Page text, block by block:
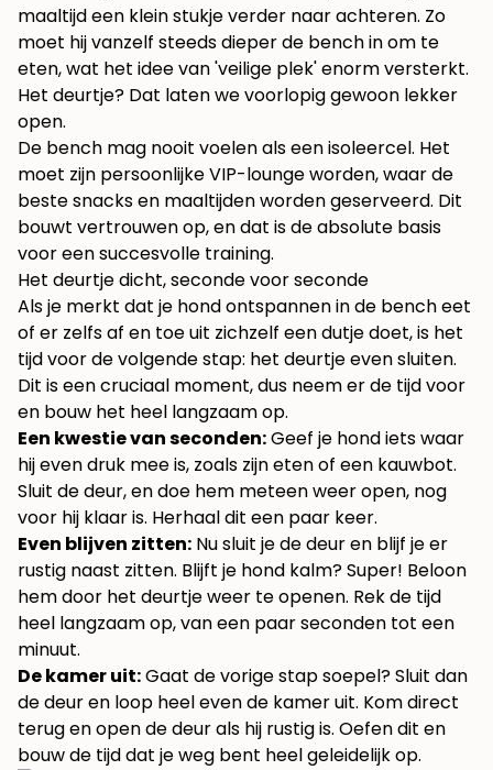
maaltijd een klein stukje verder naar achteren. Zo
moet hij vanzelf steeds dieper de bench in om te
eten, wat het idee van 'veilige plek' enorm versterkt.
Het deurtje? Dat laten we voorlopig gewoon lekker
open.
De bench mag nooit voelen als een isoleercel. Het
moet zijn persoonlijke VIP-lounge worden, waar de
beste snacks en maaltijden worden geserveerd. Dit
bouwt vertrouwen op, en dat is de absolute basis
voor een succesvolle training.
Het deurtje dicht, seconde voor seconde
Als je merkt dat je hond ontspannen in de bench eet
of er zelfs af en toe uit zichzelf een dutje doet, is het
tijd voor de volgende stap: het deurtje even sluiten.
Dit is een cruciaal moment, dus neem er de tijd voor
en bouw het heel langzaam op.
Een kwestie van seconden:Geef je hond iets waar
hij even druk mee is, zoals zijn eten of een kauwbot.
Sluit de deur, en doe hem meteen weer open, nog
voor hij klaar is. Herhaal dit een paar keer.
Even blijven zitten: Nu sluit je de deur en blijf je er
rustig naast zitten. Blijft je hond kalm? Super! Beloon
hem door het deurtje weer te openen. Rek de tijd
heel langzaam op, van een paar seconden tot een
minuut.
De kamer uit:Gaat de vorige stap soepel? Sluit dan
de deur en loop heel even de kamer uit. Kom direct
terug en open de deur als hij rustig is. Oefen dit en
bouw de tijd dat je weg bent heel geleidelijk op.